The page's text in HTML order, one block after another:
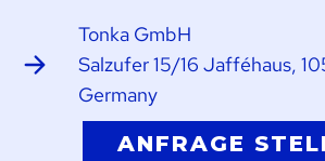
Tonka GmbH
Salzufer 15/16 Jafféhaus,
Germany
ANFRAGE